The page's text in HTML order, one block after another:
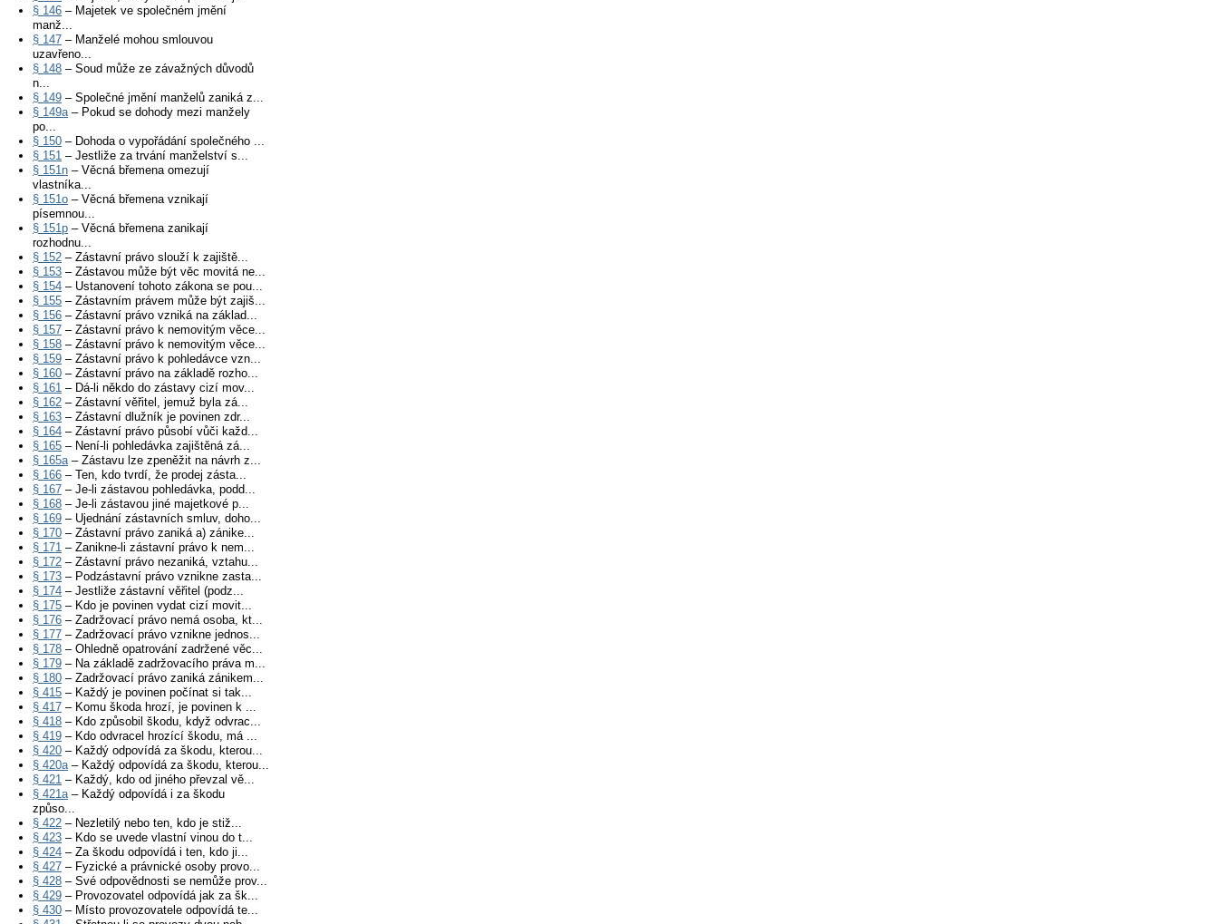
§ 146 – Majetek ve společném jmění
manž...
§ 147 – Manželé mohou smlouvou
uzavřeno...
§ 148 – Soud může ze závažných důvodů
n...
§ 149 – Společné jmění manželů zaniká z...
§ 149a– Pokud se dohody mezi manžely
po...
§ 150 – Dohoda o vypořádání společného ...
§ 151 – Jestliže za trvání manželství s...
§ 151n – Věcná břemena omezují
vlastníka...
§ 151o – Věcná břemena vznikají
písemnou...
§ 151p – Věcná břemena zanikají
rozhodnu...
§ 152 – Zástavní právo slouží k zajiště...
§ 153 – Zástavou může být věc movitá ne...
§ 154 – Ustanovení tohoto zákona se pou...
§ 155 – Zástavním právem může být zajiš...
§ 156 – Zástavní právo vzniká na základ...
§ 157 – Zástavní právo k nemovitým věce...
§ 158 – Zástavní právo k nemovitým věce...
§ 159 – Zástavní právo k pohledávce vzn...
§ 160 – Zástavní právo na základě rozho...
§ 161 – Dá-li někdo do zástavy cizí mov...
§ 162 – Zástavní věřitel, jemuž byla zá...
§ 163 – Zástavní dlužník je povinen zdr...
§ 164 – Zástavní právo působí vůči každ...
§ 165 – Není-li pohledávka zajištěná zá...
§ 165a– Zástavu lze zpeněžit na návrh z...
§ 166 – Ten, kdo tvrdí, že prodej zásta...
§ 167 – Je-li zástavou pohledávka, podd...
§ 168 – Je-li zástavou jiné majetkové p...
§ 169 – Ujednání zástavních smluv, doho...
§ 170 – Zástavní právo zaniká a) zánike...
§ 171 – Zanikne-li zástavní právo k nem...
§ 172 – Zástavní právo nezaniká, vztahu...
§ 173 – Podzástavní právo vznikne zasta...
§ 174 – Jestliže zástavní věřitel (podz...
§ 175 – Kdo je povinen vydat cizí movit...
§ 176 – Zadržovací právo nemá osoba, kt...
§ 177 – Zadržovací právo vznikne jednos...
§ 178 – Ohledně opatrování zadržené věc...
§ 179 – Na základě zadržovacího práva m...
§ 180 – Zadržovací právo zaniká zánikem...
§ 415 – Každý je povinen počínat si tak...
§ 417 – Komu škoda hrozí, je povinen k ...
§ 418 – Kdo způsobil škodu, když odvrac...
§ 419 – Kdo odvracel hrozící škodu, má ...
§ 420 – Každý odpovídá za škodu, kterou...
§ 420a– Každý odpovídá za škodu, kterou...
§ 421 – Každý, kdo od jiného převzal vě...
§ 421a– Každý odpovídá i za škodu
způso...
§ 422 – Nezletilý nebo ten, kdo je stiž...
§ 423 – Kdo se uvede vlastní vinou do t...
§ 424 – Za škodu odpovídá i ten, kdo ji...
§ 427 – Fyzické a právnické osoby provo...
§ 428 – Své odpovědnosti se nemůže prov...
§ 429 – Provozovatel odpovídá jak za šk...
§ 430 – Místo provozovatele odpovídá te...